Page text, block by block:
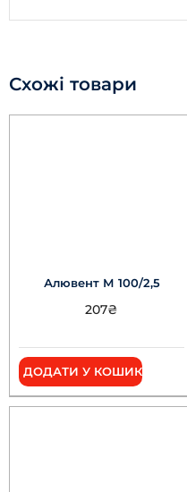
Схожі товари
Алювент М 100/2,5
207₴
ДОДАТИ У КОШИК